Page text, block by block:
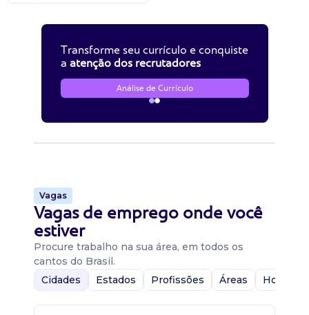
Transforme seu currículo e conquiste
a atenção dos recrutadores
Análise de Currículo
Vagas
Vagas de emprego onde você
estiver
Procure trabalho na sua área, em todos os
cantos do Brasil.
Cidades
Estados Profissões Áreas Home-